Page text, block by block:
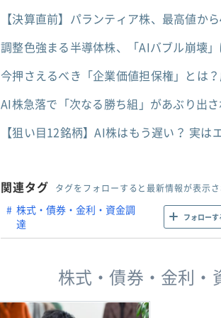
【決算直前】パランティア株、最高値か
調整色強まる半導体株、「AIバブル崩壊
今押さえるべき「企業価値担保権」とは
AI株急落で「次なる勝ち組」があぶり出
【狙い目12銘柄】AI株はもう遅い？ 実
関連タグ タグをフォローすると最新情報が表示
株式・債券・金利・資金調
達
フォローす
株式・債券・金利・